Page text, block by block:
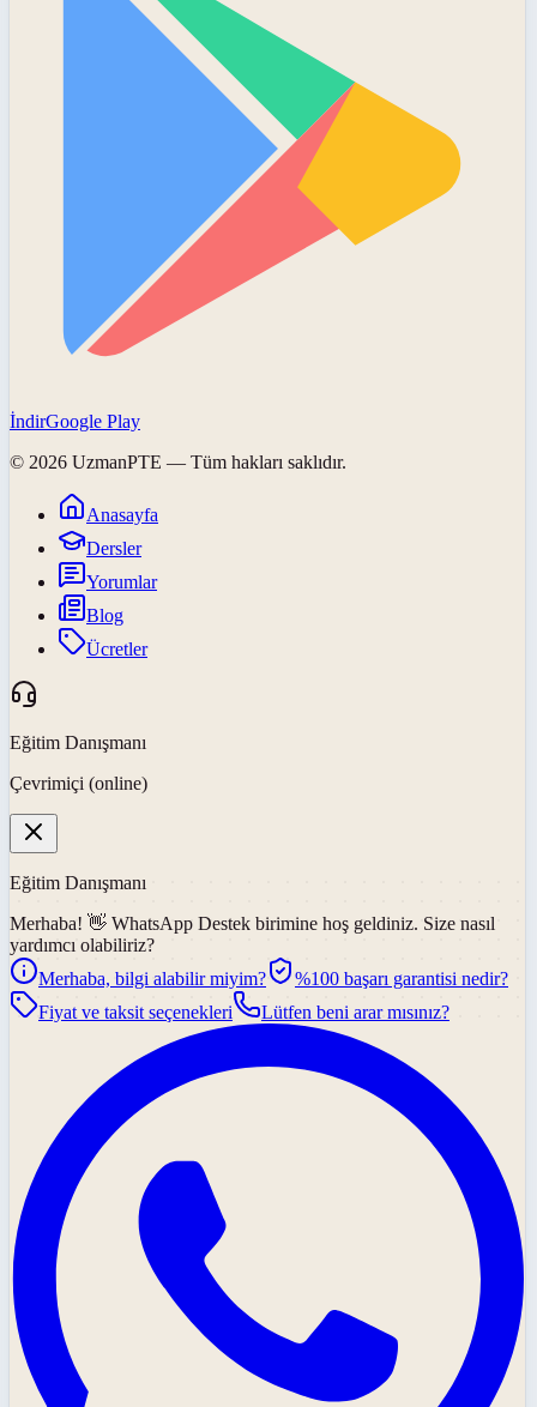
İndirGoogle Play
© 2026 UzmanPTE — Tüm hakları saklıdır.
Anasayfa
Dersler
Yorumlar
Blog
Ücretler
Eğitim Danışmanı
Çevrimiçi (online)
Eğitim Danışmanı
Merhaba! 👋 WhatsApp Destek birimine hoş geldiniz. Size nasıl
yardımcı olabiliriz?
Merhaba, bilgi alabilir miyim?
%100 başarı garantisi nedir?
Fiyat ve taksit seçenekleri
Lütfen beni arar mısınız?